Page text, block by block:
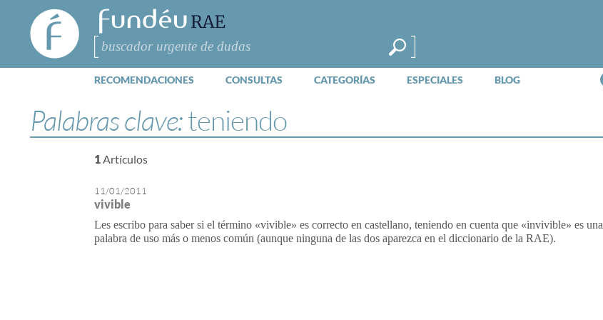
FundéuRAE
- Fundación
del Español
Urgente
Buscar
RECOMENDACIONES CONSULTAS CATEGORÍAS ESPECIALES BLOG
Palabras clave:teniendo
1Artículos
11/01/2011
vivible
Les escribo para saber si el término «vivible» es correcto en castellano, teniendo en cuenta que «invivible» es una
palabra de uso más o menos común (aunque ninguna de las dos aparezca en el diccionario de la RAE).